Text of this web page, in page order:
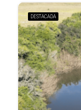
DESTACADA